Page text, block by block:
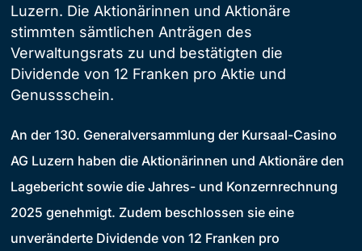
Luzern. Die Aktionärinnen und Aktionäre
stimmten sämtlichen Anträgen des
Verwaltungsrats zu und bestätigten die
Dividende von 12 Franken pro Aktie und
Genussschein.
An der 130. Generalversammlung der Kursaal-Casino
AG Luzern haben die Aktionärinnen und Aktionäre den
Lagebericht sowie die Jahres- und Konzernrechnung
2025 genehmigt. Zudem beschlossen sie eine
unveränderte Dividende von 12 Franken pro